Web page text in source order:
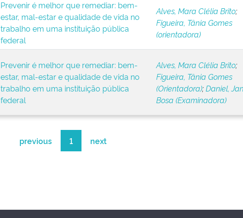
Prevenir é melhor que remediar: bem-
estar, mal-estar e qualidade de vida no
trabalho em uma instituição pública
federal
Alves, Mara Clélia Brito;
Figueira, Tânia Gomes
(orientadora)
Prevenir é melhor que remediar: bem-
estar, mal-estar e qualidade de vida no
trabalho em uma instituição pública
federal
Alves, Mara Clélia Brito;
Figueira, Tânia Gomes
(Orientadora);Daniel,
Bosa (Examinadora)
previous 1 next